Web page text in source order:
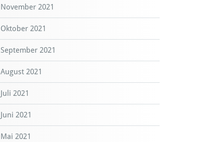
November 2021
Oktober 2021
September 2021
August 2021
Juli 2021
Juni 2021
Mai 2021